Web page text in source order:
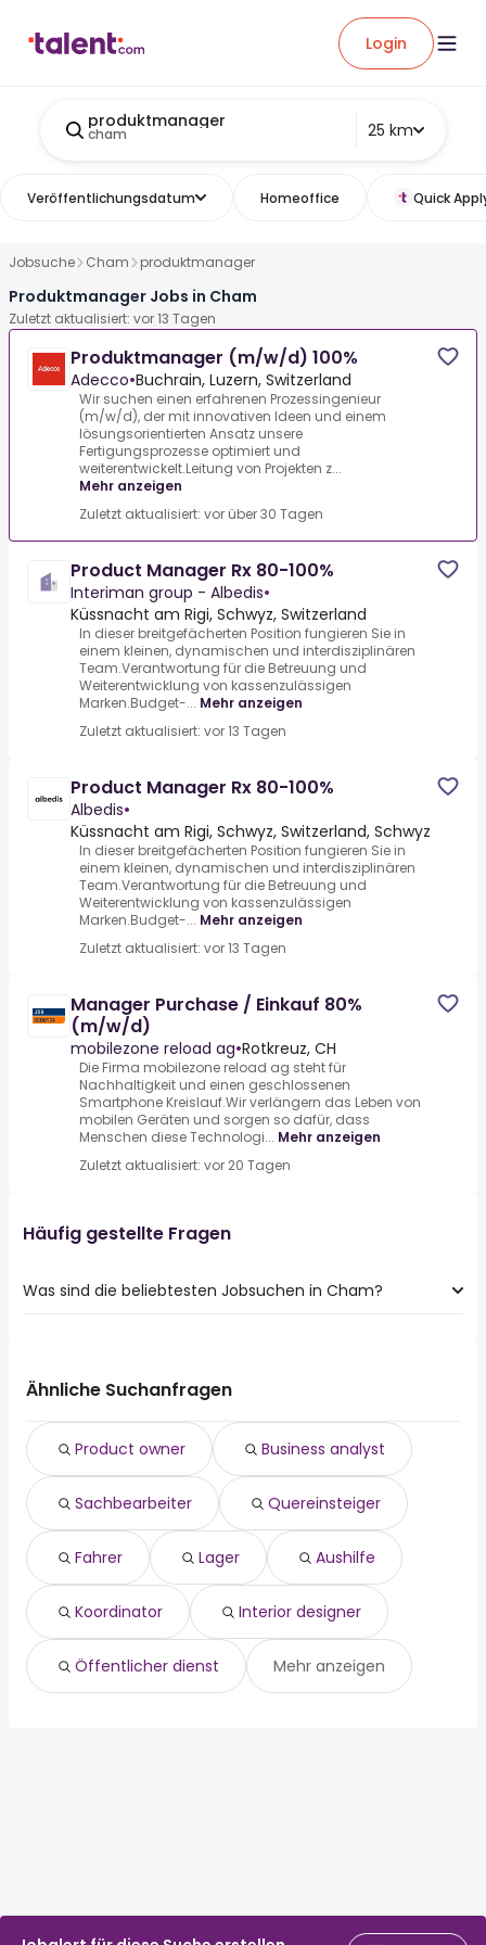
Login
produktmanager
cham 25 km
Veröffentlichungsdatum Homeoffice Quick
Jobsuche Cham produktmanager
Produktmanager Jobs in Cham
Zuletzt aktualisiert: vor 13 Tagen
Produktmanager (m/w/d) 100%
Adecco•Buchrain, Luzern, Switzerland
Wir suchen einen erfahrenen Prozessingenieur
(m/w/d), der mit innovativen Ideen und einem
lösungsorientierten Ansatz unsere
Fertigungsprozesse optimiert und
weiterentwickelt.Leitung von Projekten z...
Mehr anzeigen
Zuletzt aktualisiert: vor über 30 Tagen
Product Manager Rx 80-100%
Interiman group - Albedis•
Küssnacht am Rigi, Schwyz, Switzerland
In dieser breitgefächerten Position fungieren Sie in
einem kleinen, dynamischen und interdisziplinären
Team.Verantwortung für die Betreuung und
Weiterentwicklung von kassenzulässigen
Marken.Budget-... Mehr anzeigen
Zuletzt aktualisiert: vor 13 Tagen
Product Manager Rx 80-100%
Albedis•
Küssnacht am Rigi, Schwyz, Switzerland, Schwyz
In dieser breitgefächerten Position fungieren Sie in
einem kleinen, dynamischen und interdisziplinären
Team.Verantwortung für die Betreuung und
Weiterentwicklung von kassenzulässigen
Marken.Budget-... Mehr anzeigen
Zuletzt aktualisiert: vor 13 Tagen
Manager Purchase / Einkauf 80%
(m/w/d)
mobilezone reload ag•Rotkreuz, CH
Die Firma mobilezone reload ag steht für
Nachhaltigkeit und einen geschlossenen
Smartphone Kreislauf.Wir verlängern das Leben von
mobilen Geräten und sorgen so dafür, dass
Menschen diese Technologi... Mehr anzeigen
Zuletzt aktualisiert: vor 20 Tagen
Häufig gestellte Fragen
Was sind die beliebtesten Jobsuchen in Cham?
quereinsteiger
aushilfe
koordinator
interior designer
Öffentlicher dienst
3d artist
geschäftsführer
Ähnliche Suchanfragen
Product owner Business analyst
Sachbearbeiter Quereinsteiger
Fahrer Lager Aushilfe
Koordinator Interior designer
Öffentlicher dienst Mehr anzeigen